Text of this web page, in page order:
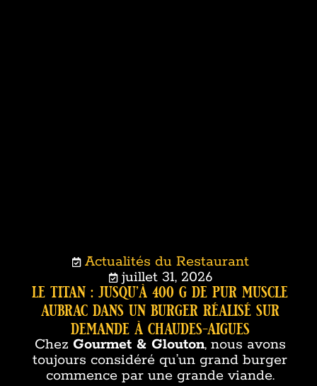
Actualités du Restaurant
juillet 31, 2026
le titan : jusqu’à 400 g de pur muscle
aubrac dans un burger réalisé sur
demande à chaudes-aigues
Chez Gourmet & Glouton, nous avons
toujours considéré qu’un grand burger
commence par une grande viande.